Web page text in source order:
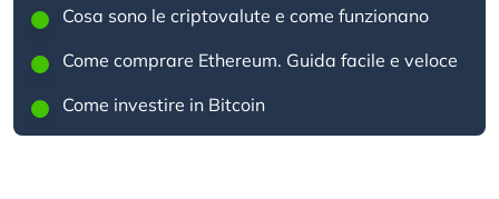
Cosa sono le criptovalute e come funzionano
Come comprare Ethereum. Guida facile e veloce
Come investire in Bitcoin